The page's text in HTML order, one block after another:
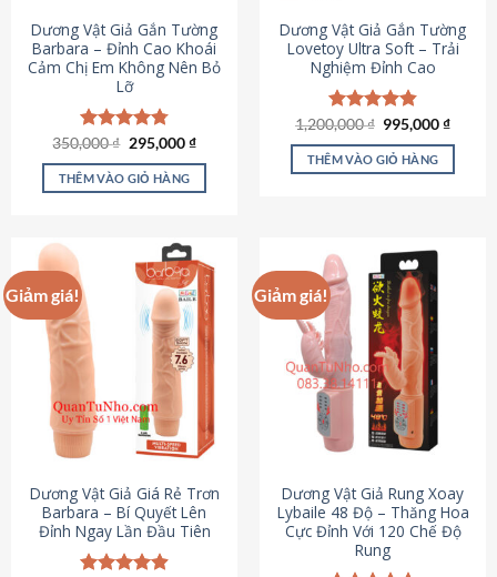
Dương Vật Giả Gắn Tường
Barbara – Đỉnh Cao Khoái
Cảm Chị Em Không Nên Bỏ
Lỡ
Được xếp
hạng4.79
5 sao
350,000₫ Giá
là:
350,000 ₫.
295,000₫Giá
tại
THÊM VÀO GIỎ HÀNG
Dương Vật Giả Gắn Tường
Lovetoy Ultra Soft – Trải
Nghiệm Đỉnh Cao
Được xếp
hạng4.82
5 sao
1,200,000₫ Giá
là:
1,200,000 ₫.
995,000₫Giá
tại
THÊM VÀO GIỎ HÀNG
Giảm giá!
Dương Vật Giả Giá Rẻ Trơn
Barbara – Bí Quyết Lên
Đỉnh Ngay Lần Đầu Tiên
Giảm giá!
Dương Vật Giả Rung Xoay
Lybaile 48 Độ – Thăng Hoa
Cực Đỉnh Với 120 Chế Độ
Rung